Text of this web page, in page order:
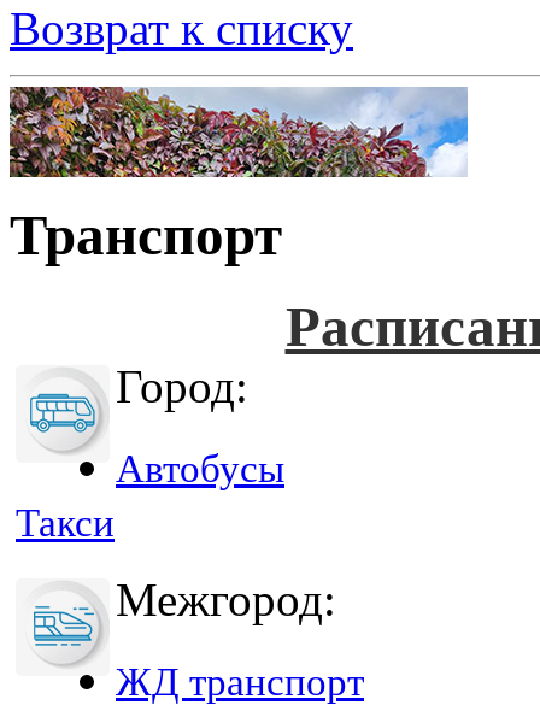
Возврат к списку
Транспорт
Город:
Автобусы
Такси
Межгород:
ЖД транспорт